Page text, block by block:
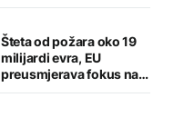
Šteta od požara oko 19
milijardi evra, EU
preusmjerava fokus na
prevenciju